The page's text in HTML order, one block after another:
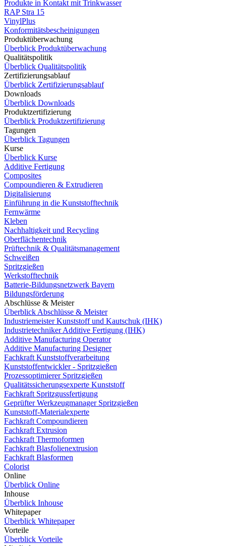
Produkte in Kontakt mit Trinkwasser
RAP Stra 15
VinylPlus
Konformitätsbescheinigungen
Produktüberwachung
Überblick Produktüberwachung
Qualitätspolitik
Überblick Qualitätspolitik
Zertifizierungsablauf
Überblick Zertifizierungsablauf
Downloads
Überblick Downloads
Produktzertifizierung
Überblick Produktzertifizierung
Tagungen
Überblick Tagungen
Kurse
Überblick Kurse
Additive Fertigung
Composites
Compoundieren & Extrudieren
Digitalisierung
Einführung in die Kunststofftechnik
Fernwärme
Kleben
Nachhaltigkeit und Recycling
Oberflächentechnik
Prüftechnik & Qualitätsmanagement
Schweißen
Spritzgießen
Werkstofftechnik
Batterie-Bildungsnetzwerk Bayern
Bildungsförderung
Abschlüsse & Meister
Überblick Abschlüsse & Meister
Industriemeister Kunststoff und Kautschuk (IHK)
Industrietechniker Additive Fertigung (IHK)
Additive Manufacturing Operator
Additive Manufacturing Designer
Fachkraft Kunststoffverarbeitung
Kunststoffentwickler - Spritzgießen
Prozessoptimierer Spritzgießen
Qualitätssicherungsexperte Kunststoff
Fachkraft Spritzgussfertigung
Geprüfter Werkzeugmanager Spritzgießen
Kunststoff-Materialexperte
Fachkraft Compoundieren
Fachkraft Extrusion
Fachkraft Thermoformen
Fachkraft Blasfolienextrusion
Fachkraft Blasformen
Colorist
Online
Überblick Online
Inhouse
Überblick Inhouse
Whitepaper
Überblick Whitepaper
Vorteile
Überblick Vorteile